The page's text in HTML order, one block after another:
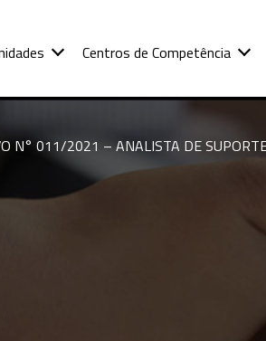
Centros de Competência
N° 011/2021 – ANALISTA DE